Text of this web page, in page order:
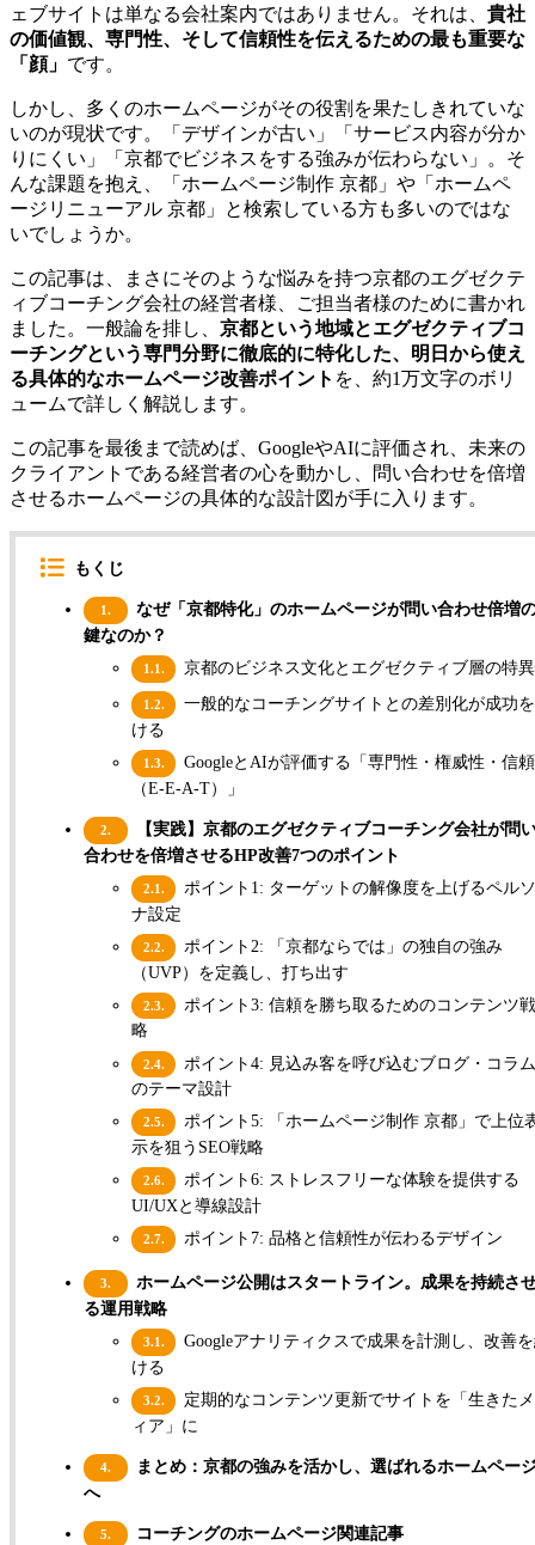
ェブサイトは単なる会社案内ではありません。それは、 貴社
の価値観、専門性、そして信頼性を伝えるための最も重要な
「顔」 です。
しかし、多くのホームページがその役割を果たしきれていな
いのが現状です。「デザインが古い」「サービス内容が分か
りにくい」「京都でビジネスをする強みが伝わらない」。そ
んな課題を抱え、「ホームページ制作 京都」や「ホームペ
ージリニューアル 京都」と検索している方も多いのではな
いでしょうか。
この記事は、まさにそのような悩みを持つ京都のエグゼクテ
ィブコーチング会社の経営者様、ご担当者様のために書かれ
ました。一般論を排し、 京都という地域とエグゼクティブコ
ーチングという専門分野に徹底的に特化した、明日から使え
る具体的なホームページ改善ポイント を、約1万文字のボリ
ュームで詳しく解説します。
この記事を最後まで読めば、GoogleやAIに評価され、未来の
クライアントである経営者の心を動かし、問い合わせを倍増
させるホームページの具体的な設計図が手に入ります。
もくじ
1.
なぜ「京都特化」のホームページが問い合わせ倍増
鍵なのか？
1.1. 京都のビジネス文化とエグゼクティブ層の特
1.2.
一般的なコーチングサイトとの差別化が成功
ける
1.3.
GoogleとAIが評価する「専門性・権威性・信
（E-E-A-T）」
2.
【実践】京都のエグゼクティブコーチング会社が問
合わせを倍増させるHP改善7つのポイント
2.1.
ポイント1: ターゲットの解像度を上げるペル
ナ設定
2.2.
ポイント2: 「京都ならでは」の独自の強み
（UVP）を定義し、打ち出す
2.3.
ポイント3: 信頼を勝ち取るためのコンテンツ
略
2.4.
ポイント4: 見込み客を呼び込むブログ・コラ
のテーマ設計
2.5.
ポイント5: 「ホームページ制作 京都」で上位
示を狙うSEO戦略
2.6.
ポイント6: ストレスフリーな体験を提供する
UI/UXと導線設計
2.7. ポイント7: 品格と信頼性が伝わるデザイン
3.
ホームページ公開はスタートライン。成果を持続さ
る運用戦略
3.1.
Googleアナリティクスで成果を計測し、改善
ける
3.2.
定期的なコンテンツ更新でサイトを「生きた
ィア」に
4.
まとめ：京都の強みを活かし、選ばれるホームペー
へ
5. コーチングのホームページ関連記事